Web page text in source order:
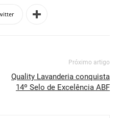
Próximo artigo
Quality Lavanderia conquista
14º Selo de Excelência ABF